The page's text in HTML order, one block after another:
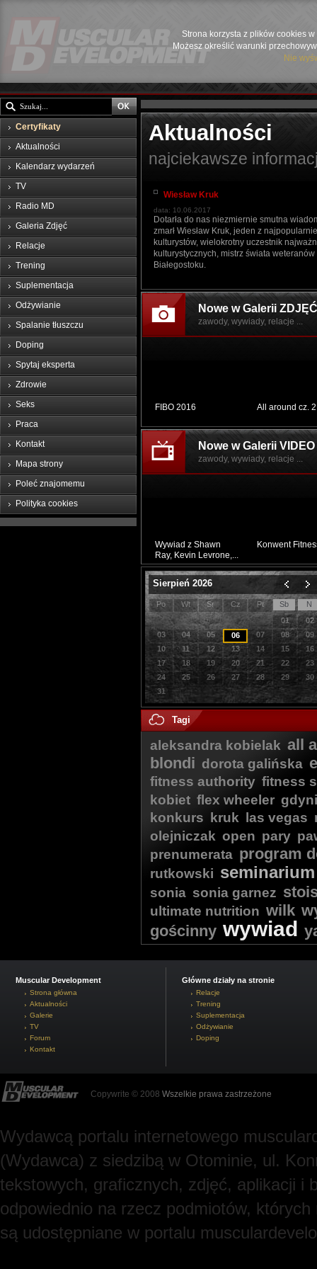
Strona korzysta z plików cookies
Możesz określić warunki
Nie
Certyfikaty
Aktualności
Kalendarz wydarzeń
TV
Radio MD
Galeria Zdjęć
Relacje
Trening
Suplementacja
Odżywianie
Spalanie tłuszczu
Doping
Spytaj eksperta
Zdrowie
Seks
Praca
Kontakt
Mapa strony
Poleć znajomemu
Polityka cookies
Aktualności
najciekawsze
Wiesław Kruk
data: 10.06.2017
Dotarła do nas niezmiernie smutna
zmarł Wiesław Kruk, jeden z
kulturystów, wielokrotny uczestnik
kulturystycznych, mistrz świata
Białegostoku.
Nowe w Galerii ZDJĘĆ
zawody, wywiady, relacje ...
FIBO 2016 All around cz. 2
Nowe w Galerii VIDEO
zawody, wywiady, relacje ...
Wywiad z Shawn
Ray, Kevin Levrone,...
Konwent
Sierpień 2026
Po Wt Sr Cz Pt Sb
N
01
02
03
04 05 06 07 08
09
10
11 12 13 14 15
16
17
18 19 20 21 22
23
24
25 26 27 28 29
30
31
Tagi
aleksandra kobielak all
blondi dorota galińska
fitness authority fitness
kobiet flex wheeler
konkurs
kruk las vegas
olejniczak open pary
prenumerata program
rutkowski seminarium
sonia sonia garnez
ultimate nutrition wilk
gościnny wywiad
Muscular Development
Strona główna
Aktualności
Galerie
TV
Forum
Kontakt
Główne działy na stronie
Relacje
Trening
Suplementacja
Odżywianie
Doping
Copywrite © 2008 Wszelkie prawa zastrzeżone
Wydawcą portalu internetowego
(Wydawca) z siedzibą w Otominie, ul.
tekstowych, graficznych, zdjęć, aplikacji i
odpowiednio na rzecz podmiotów,
są udostępniane w portalu